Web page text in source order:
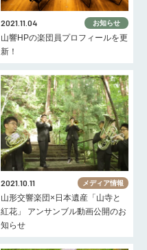
2021.11.04 お知らせ
山響HPの楽団員プロフィールを更
新！
2021.10.11 メディア情報
山形交響楽団×日本遺産「山寺と
紅花」 アンサンブル動画公開のお
知らせ